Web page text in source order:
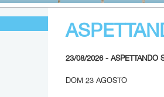
23/08/2026 - ASPETTANDO
DOM 23 AGOSTO